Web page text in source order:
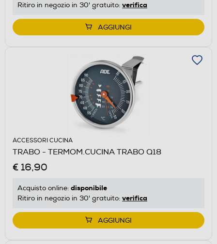
Ritiro in negozio in 30' gratuito: verifica
AGGIUNGI
ACCESSORI CUCINA
TRABO - TERMOM.CUCINA TRABO Q18
€ 16,90
Acquisto online: disponibile
Ritiro in negozio in 30' gratuito: verifica
AGGIUNGI